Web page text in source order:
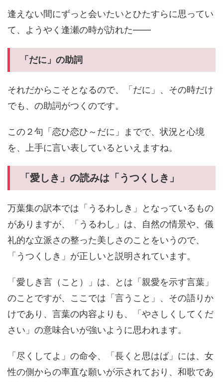
逢えない間にずっと会いたいとひたすらに思ってい
て、ようやく逢瀬の時が訪れた――
「だに」の助詞
それだからこそとなるので、「だに」、その時だけ
でも、の助詞がつくのです。
この２句「恋ひ恋ひ～だに」までで、状況と心境
を、上手に言い表しているといえますね。
「愛しき」の読みは「うつくしき」
万葉集の訳本では「うるわしき」となっているもの
がありますが、「うるわし」は、自然の情景や、儀
礼的な立派さの整った美しさのことをいうので、
「うつくしき」が正しいと説明されています。
「愛しき言（こと）」は、とは「親愛を示す言葉」
のことですが、ここでは「言うこと」、その語りか
けであり、言葉の内容よりも、「やさしくしてくだ
さい」の意味合いが強いように思われます。
「尽くしてよ」の命令、「長くと思はば」には、女
性の側からの率直な願いが示されており、和歌であ